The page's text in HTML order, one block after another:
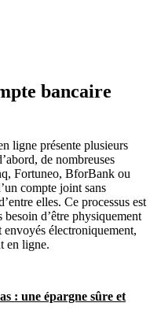
bancaire
ligne présente plusieurs
de nombreuses
Fortuneo, BforBank ou
compte joint sans
elles. Ce processus est
d’être physiquement
envoyés électroniquement,
en ligne.
: une épargne sûre et